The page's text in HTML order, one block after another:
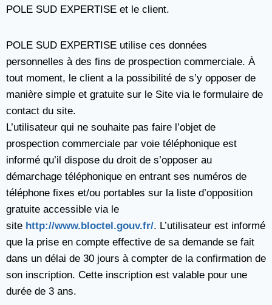
POLE SUD EXPERTISE et le client.
POLE SUD EXPERTISE utilise ces données
personnelles à des fins de prospection commerciale. À
tout moment, le client a la possibilité de s’y opposer de
manière simple et gratuite sur le Site via le formulaire de
contact du site.
L’utilisateur qui ne souhaite pas faire l’objet de
prospection commerciale par voie téléphonique est
informé qu’il dispose du droit de s’opposer au
démarchage téléphonique en entrant ses numéros de
téléphone fixes et/ou portables sur la liste d’opposition
gratuite accessible via le
site http://www.bloctel.gouv.fr/. L’utilisateur est informé
que la prise en compte effective de sa demande se fait
dans un délai de 30 jours à compter de la confirmation de
son inscription. Cette inscription est valable pour une
durée de 3 ans.